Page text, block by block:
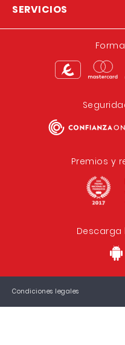
SERVICIOS
Premios y
Condiciones legales